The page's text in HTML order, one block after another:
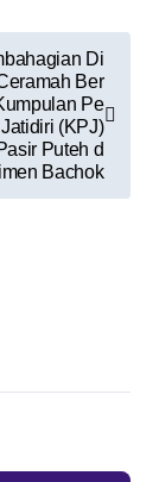
Di
Ber
Pe
(KPJ)
Puteh d
Bachok